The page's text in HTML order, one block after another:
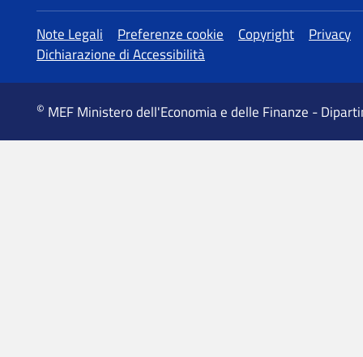
MEF Ministero dell'Economia e delle Finanze -